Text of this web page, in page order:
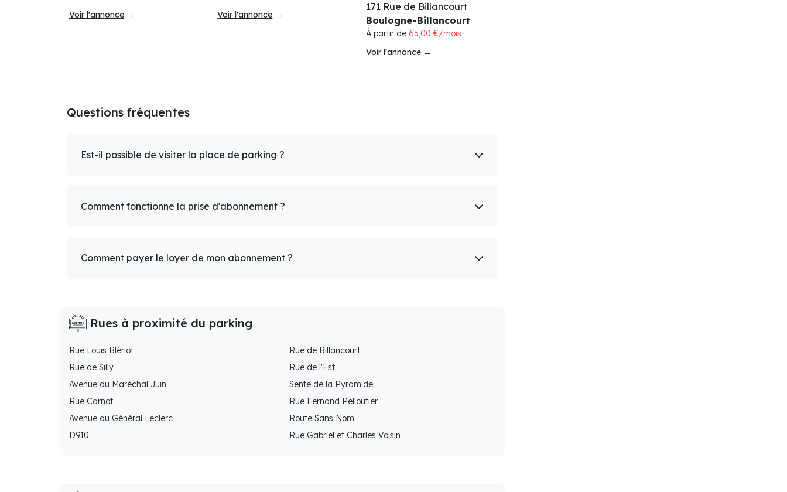
Voir l'annonce → Voir l'annonce →
171 Rue de Billancourt
Boulogne-Billancourt
À partir de 65,00 €/mois
Voir l'annonce→
Questions fréquentes
Est-il possible de visiter la place de parking ?
Comment fonctionne la prise d'abonnement ?
Comment payer le loyer de mon abonnement ?
Rues à proximité du parking
Rue Louis Blériot
Rue de Billancourt
Rue de Silly
Rue de l'Est
Avenue du Maréchal Juin
Sente de la Pyramide
Rue Carnot
Rue Fernand Pelloutier
Avenue du Général Leclerc
Route Sans Nom
D910
Rue Gabriel et Charles Voisin